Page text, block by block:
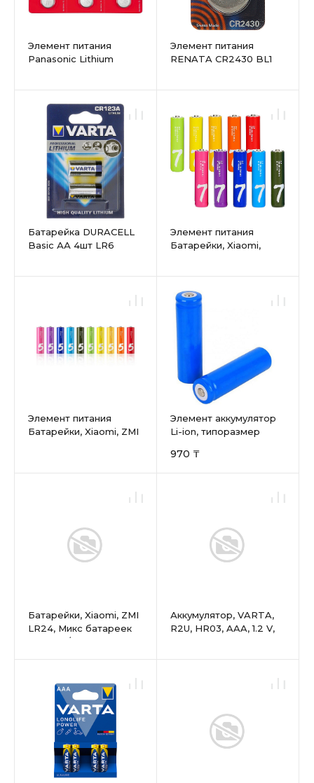
Элемент питания
Panasonic Lithium
Элемент питания
RENATA CR2430 BL1
Батарейка DURACELL
Basic АА 4шт LR6
Элемент питания
Батарейки, Xiaomi,
Элемент питания
Батарейки, Xiaomi, ZMI
Элемент аккумулятор
Li-ion, типоразмер
970 ₸
Батарейки, Xiaomi, ZMI
LR24, Микс батареек
12шт ZI5/12шт ZI7, 24 шт
Аккумулятор, VARTA,
R2U, HR03, AAA, 1.2 V,